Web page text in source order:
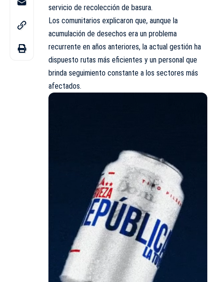
servicio de recolección de basura.
Los comunitarios explicaron que, aunque la
acumulación de desechos era un problema
recurrente en años anteriores, la actual gestión ha
dispuesto rutas más eficientes y un personal que
brinda seguimiento constante a los sectores más
afectados.